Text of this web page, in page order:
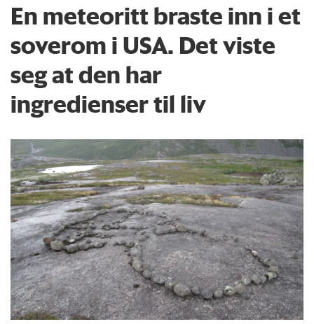
En meteoritt braste inn i et
soverom i USA. Det viste
seg at den har
ingredienser til liv